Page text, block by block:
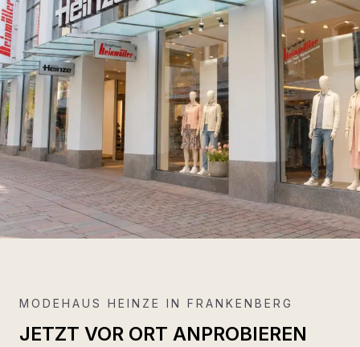
MODEHAUS HEINZE IN FRANKENBERG
JETZT VOR ORT ANPROBIEREN